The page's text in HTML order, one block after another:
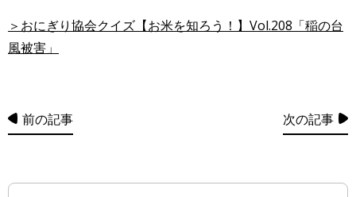
＞おにぎり協会クイズ【お米を知ろう！】Vol.208「稲の台
風被害」
前の記事 次の記事